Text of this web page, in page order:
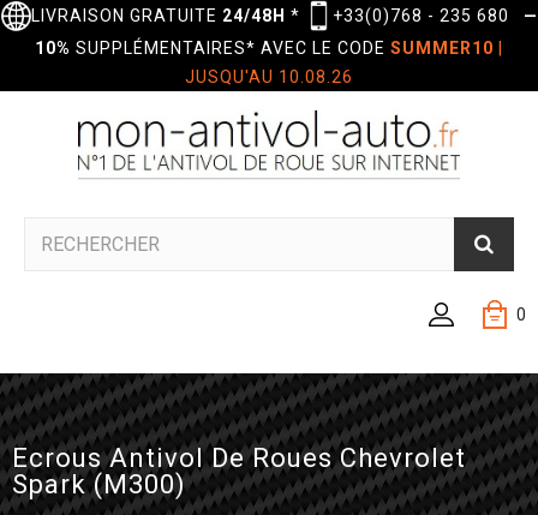
LIVRAISON GRATUITE 24/48H * +33(0)768 - 235 680
—
10% SUPPLÉMENTAIRES* AVEC LE CODE SUMMER10
JUSQU'AU 10.08.26
0
Ecrous Antivol De Roues Chevrolet
Spark (M300)